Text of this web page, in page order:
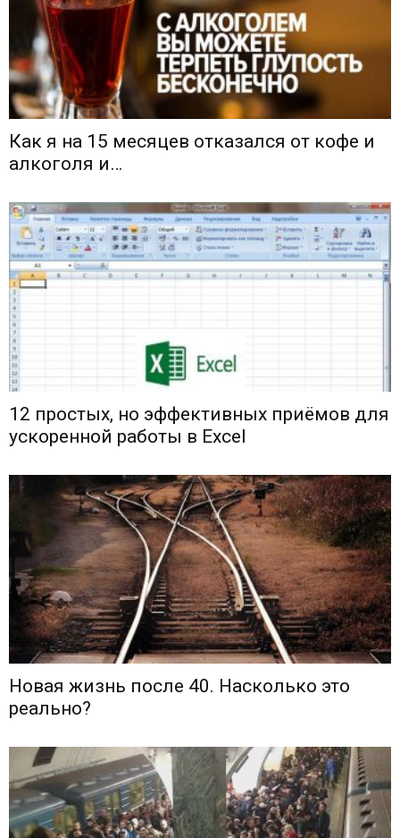
Как я на 15 месяцев отказался от кофе и
алкоголя и…
12 простых, но эффективных приёмов для
ускоренной работы в Excel
Новая жизнь после 40. Насколько это
реально?